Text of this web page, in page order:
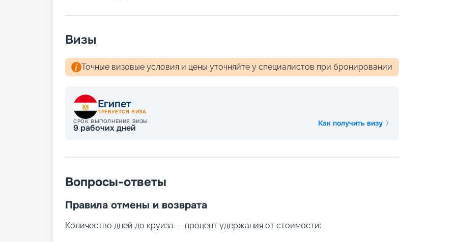
Визы
Точные визовые условия и цены уточняйте у специалистов при бронировании
Египет
ТРЕБУЕТСЯ ВИЗА
СРОК ВЫПОЛНЕНИЯ ВИЗЫ
9 рабочих дней Как получить визу
Вопросы-ответы
Правила отмены и возврата
Количество дней до круиза — процент удержания от стоимости: